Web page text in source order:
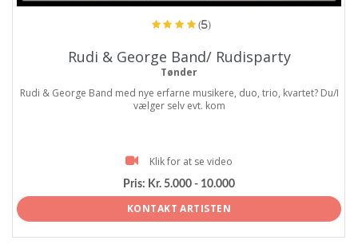
(5)
Rudi & George Band/ Rudisparty
Tønder
Rudi & George Band med nye erfarne musikere, duo, trio, kvartet? Du/I
vælger selv evt. kom
Klik for at se video
Pris: Kr. 5.000 - 10.000
KONTAKT ARTISTEN